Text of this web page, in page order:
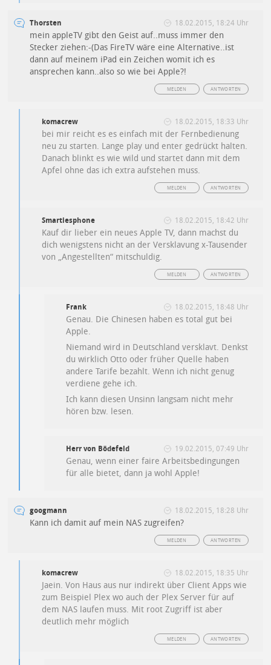
Thorsten 18.02.2015, 18:24 Uhr
mein appleTV gibt den Geist auf..muss immer den
Stecker ziehen:-(Das FireTV wäre eine Alternative..ist
dann auf meinem iPad ein Zeichen womit ich es
ansprechen kann..also so wie bei Apple?!
ANTWORTEN
MELDEN
komacrew 18.02.2015, 18:33 Uhr
bei mir reicht es es einfach mit der Fernbedienung
neu zu starten. Lange play und enter gedrückt halten.
Danach blinkt es wie wild und startet dann mit dem
Apfel ohne das ich extra aufstehen muss.
ANTWORTEN
MELDEN
Smartiesphone 18.02.2015, 18:42 Uhr
Kauf dir lieber ein neues Apple TV, dann machst du
dich wenigstens nicht an der Versklavung x-Tausender
von „Angestellten“ mitschuldig.
ANTWORTEN
MELDEN
Frank 18.02.2015, 18:48 Uhr
Genau. Die Chinesen haben es total gut bei
Apple.
Niemand wird in Deutschland versklavt. Denkst
du wirklich Otto oder früher Quelle haben
andere Tarife bezahlt. Wenn ich nicht genug
verdiene gehe ich.
Ich kann diesen Unsinn langsam nicht mehr
hören bzw. lesen.
Herr von Bödefeld 19.02.2015, 07:49 Uhr
Genau, wenn einer faire Arbeitsbedingungen
für alle bietet, dann ja wohl Apple!
googmann 18.02.2015, 18:28 Uhr
Kann ich damit auf mein NAS zugreifen?
ANTWORTEN
MELDEN
komacrew 18.02.2015, 18:35 Uhr
Jaein. Von Haus aus nur indirekt über Client Apps wie
zum Beispiel Plex wo auch der Plex Server für auf
dem NAS laufen muss. Mit root Zugriff ist aber
deutlich mehr möglich
ANTWORTEN
MELDEN